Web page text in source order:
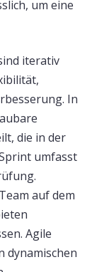
um eine
iterativ
In
die in der
umfasst
auf dem
Agile
dynamischen